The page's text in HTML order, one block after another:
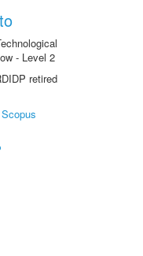
- Level 2
retired
Scopus